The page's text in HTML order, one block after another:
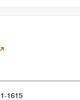
1615